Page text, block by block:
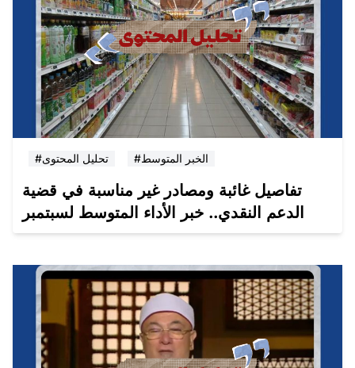
#تحليل المحتوى #الخبر المتوسط
تفاصيل غائبة ومصادر غير مناسبة في قضية
الدعم النقدي.. خبر الأداء المتوسط لسبتمبر